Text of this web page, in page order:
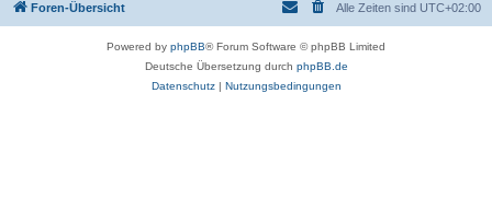
Foren-Übersicht Alle Zeiten sind UTC+02:00
Powered by phpBB® Forum Software © phpBB Limited
Deutsche Übersetzung durch phpBB.de
Datenschutz| Nutzungsbedingungen